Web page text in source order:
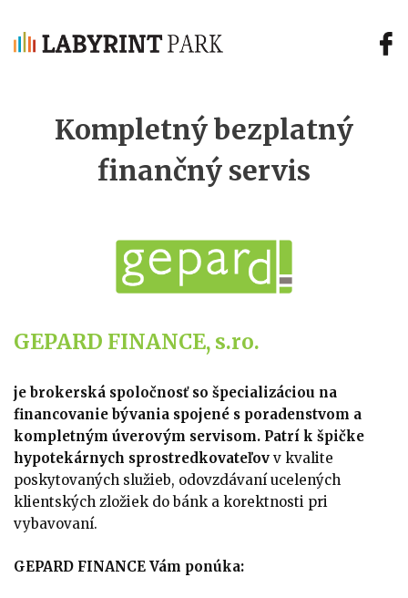
Kompletnýbezplatný
finančný servis
GEPARD FINANCE, s.ro.
je brokerská spoločnosť so špecializáciou na
financovanie bývania spojené s poradenstvom a
kompletným úverovým servisom. Patrí k špičke
hypotekárnych sprostredkovateľov v kvalite
poskytovaných služieb, odovzdávaní ucelených
klientských zložiek do bánk a korektnosti pri
vybavovaní.
GEPARD FINANCE Vám ponúka: